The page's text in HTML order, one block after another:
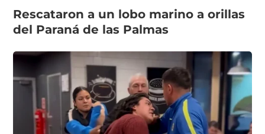
Rescataron a un lobo marino a orillas
del Paraná de las Palmas